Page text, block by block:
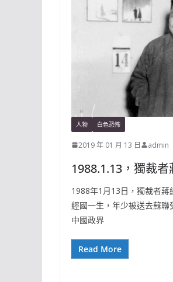
人物 白色恐怖
2019 年 01 月 13 日 admin
1988.1.13，獨裁
1988年1月13日，獨裁者
經國一生，年少被送去蘇聯
中國政界
Read More